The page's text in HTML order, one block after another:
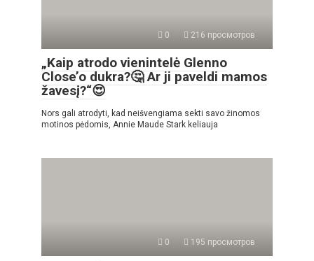
0 216 просмотров
„Kaip atrodo vienintelė Glenno
Close’o dukra?🤔 Ar ji paveldi mamos
žavesį?“😍
Nors gali atrodyti, kad neišvengiama sekti savo žinomos
motinos pėdomis, Annie Maude Stark keliauja
0 195 просмотров